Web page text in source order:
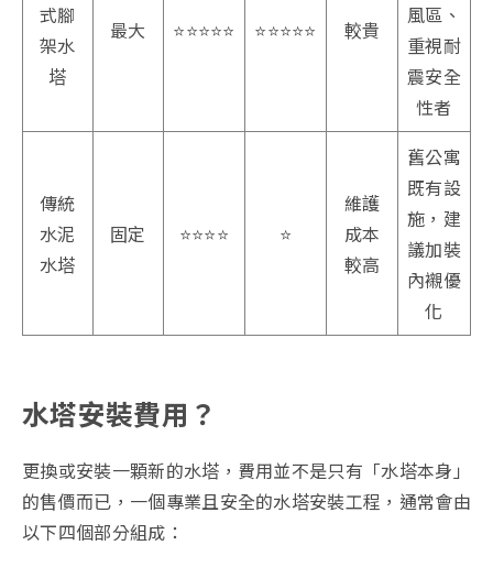
式腳
架水
塔
最大 ⭐️⭐️⭐️⭐️⭐️ ⭐️⭐️⭐️⭐️⭐️ 較貴
風區、
重視耐
震安全
性者
傳統
水泥
水塔
固定 ⭐️⭐️⭐️⭐️ ⭐️
維護
成本
較高
舊公寓
既有設
施，建
議加裝
內襯優
化
水塔安裝費用？
更換或安裝一顆新的水塔，費用並不是只有「水塔本身」
的售價而已，一個專業且安全的水塔安裝工程，通常會由
以下四個部分組成：